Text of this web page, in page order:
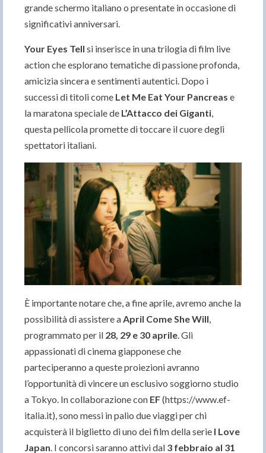
grande schermo italiano o presentate in occasione di
significativi anniversari.
Your Eyes Tell si inserisce in una trilogia di film live
action che esplorano tematiche di passione profonda,
amicizia sincera e sentimenti autentici. Dopo i
successi di titoli come Let Me Eat Your Pancreas e
la maratona speciale de L’Attacco dei Giganti,
questa pellicola promette di toccare il cuore degli
spettatori italiani.
È importante notare che, a fine aprile, avremo anche la
possibilità di assistere aApril Come She Will,
programmato per il 28, 29 e 30 aprile. Gli
appassionati di cinema giapponese che
parteciperanno a queste proiezioni avranno
l’opportunità di vincere un esclusivo soggiorno studio
a Tokyo. In collaborazione con EF(https://www.ef-
italia.it), sono messi in palio due viaggi per chi
acquisterà il biglietto di uno dei film della serie I Love
Japan. I concorsi saranno attivi dal 3 febbraio al 31